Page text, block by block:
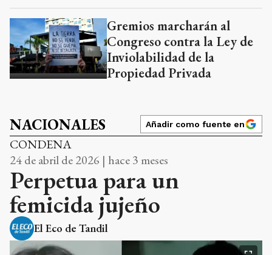
Gremios marcharán al
Congreso contra la Ley de
Inviolabilidad de la
Propiedad Privada
NACIONALES Añadir como fuente en
CONDENA
24 de abril de 2026 | hace 3 meses
Perpetua para un
femicida jujeño
El Eco de Tandil